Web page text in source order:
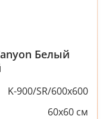
Белый
K-900/SR/600x600
60x60 см